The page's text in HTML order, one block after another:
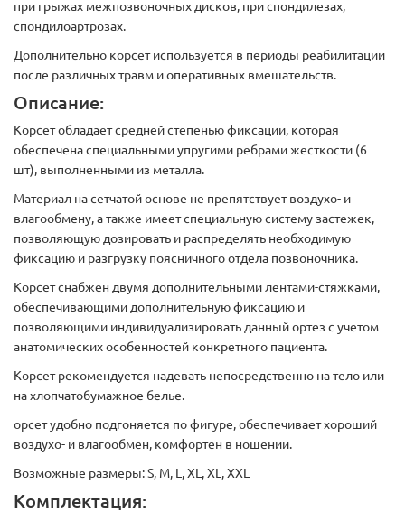
при грыжах межпозвоночных дисков, при спондилезах,
спондилоартрозах.
Дополнительно корсет используется в периоды реабилитации
после различных травм и оперативных вмешательств.
Описание:
Корсет обладает средней степенью фиксации, которая
обеспечена специальными упругими ребрами жесткости (6
шт), выполненными из металла.
Материал на сетчатой основе не препятствует воздухо- и
влагообмену, а также имеет специальную систему застежек,
позволяющую дозировать и распределять необходимую
фиксацию и разгрузку поясничного отдела позвоночника.
Корсет снабжен двумя дополнительными лентами-стяжками,
обеспечивающими дополнительную фиксацию и
позволяющими индивидуализировать данный ортез с учетом
анатомических особенностей конкретного пациента.
Корсет рекомендуется надевать непосредственно на тело или
на хлопчатобумажное белье.
орсет удобно подгоняется по фигуре, обеспечивает хороший
воздухо- и влагообмен, комфортен в ношении.
Возможные размеры: S, M, L, XL, XL, XXL
Комплектация: